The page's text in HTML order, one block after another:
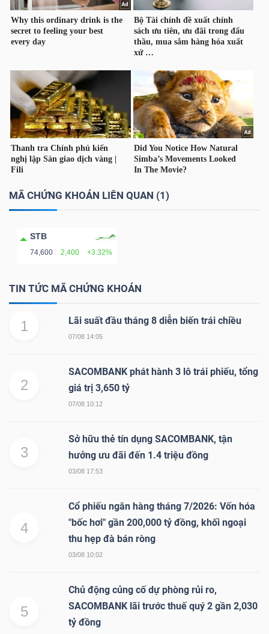
MÃ CHỨNG KHOÁN LIÊN QUAN (1)
STB
74,600 2,400 +3.32%
TIN TỨC MÃ CHỨNG KHOÁN
1 Lãi suất đầu tháng 8 diễn biến trái chiều
07/08 14:05
2
SACOMBANK phát hành 3 lô trái phiếu, tổng
giá trị 3,650 tỷ
07/08 10:12
3
Sở hữu thẻ tín dụng SACOMBANK, tận
hưởng ưu đãi đến 1.4 triệu đồng
03/08 17:53
4
Cổ phiếu ngân hàng tháng 7/2026: Vốn hóa
"bốc hơi" gần 200,000 tỷ đồng, khối ngoại
thu hẹp đà bán ròng
03/08 10:02
5
Chủ động củng cố dự phòng rủi ro,
SACOMBANK lãi trước thuế quý 2 gần 2,030
tỷ đồng
ĐÔNG
TÀI
CHÍNH
CÁ
NHÂN
TÍCH
VIETSTOCKFINANCE
DOANH
CỔ
SINH